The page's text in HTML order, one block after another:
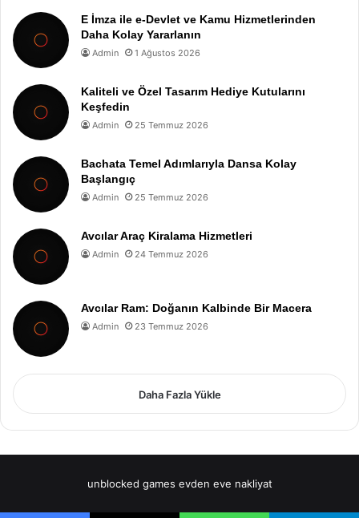
E İmza ile e-Devlet ve Kamu Hizmetlerinden
Daha Kolay Yararlanın
Admin 1 Ağustos 2026
Kaliteli ve Özel Tasarım Hediye Kutularını
Keşfedin
Admin 25 Temmuz 2026
Bachata Temel Adımlarıyla Dansa Kolay
Başlangıç
Admin 25 Temmuz 2026
Avcılar Araç Kiralama Hizmetleri
Admin 24 Temmuz 2026
Avcılar Ram: Doğanın Kalbinde Bir Macera
Admin 23 Temmuz 2026
Daha Fazla Yükle
unblocked games evden eve nakliyat